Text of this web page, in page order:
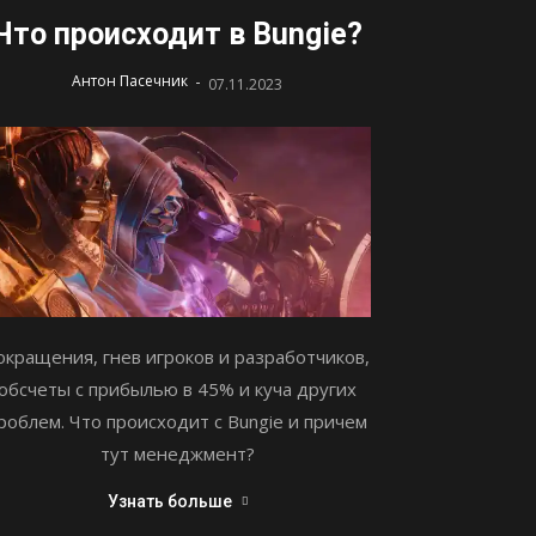
происходит в Bungie?
Антон Пасечник - 07.11.2023
гнев игроков и разработчиков,
с прибылью в 45% и куча других
Что происходит с Bungie и причем
тут менеджмент?
Узнать больше